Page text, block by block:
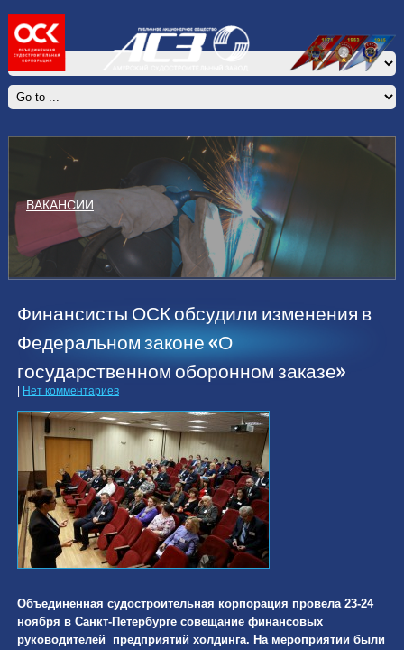
ВАКАНСИИ
Финансисты ОСК обсудили изменения в
Федеральном законе «О
государственном оборонном заказе»
Нет комментариев
Объединенная судостроительная корпорация провела 23-24
ноября в Санкт-Петербурге совещание финансовых
руководителей предприятий холдинга. На мероприятии были